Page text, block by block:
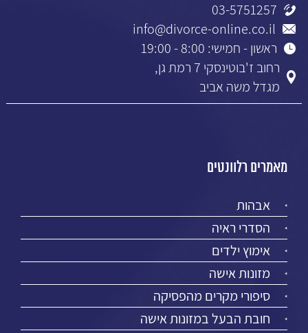
03-5751257
info@divorce-online.co.il
ראשון - חמישי: 8:00 - 19:00
רחוב ז'בוטינסקי 7 רמת גן,
מגדל משה אביב
מאמרים רלוונטים
אבהות
הסדרי ראיה
אימוץ ילדים
מזונות אישה
סיפורי מקרים מהפסיקה
חובת הבעל במזונות אישה